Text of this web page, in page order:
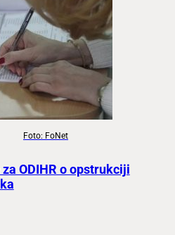
Foto: FoNet
ODIHR o opstrukciji